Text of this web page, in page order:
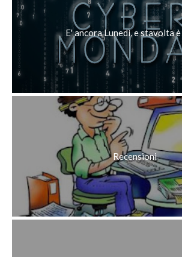
E' ancora Lunedì, e stavolta è
Recensioni